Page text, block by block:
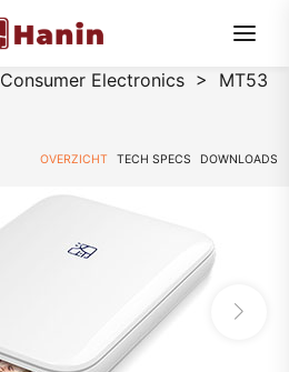
Consumer Electronics >
MT53
OVERZICHT TECH SPECS DOWNLOADS